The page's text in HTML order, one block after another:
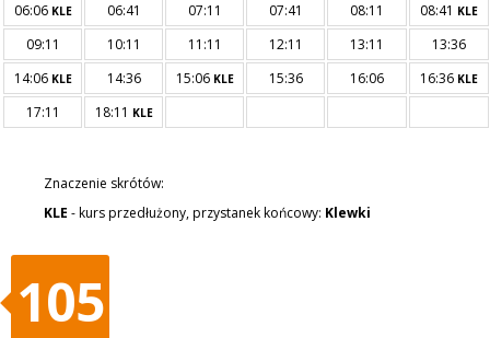
06:06 KLE 06:41 07:11 07:41 08:11 08:41 KLE
09:11 10:11 11:11 12:11 13:11
13:36
14:06 KLE 14:36 15:06 KLE 15:36 16:06 16:36 KLE
17:11 18:11 KLE
Znaczenie skrótów:
KLE - kurs przedłużony, przystanek końcowy: Klewki
105